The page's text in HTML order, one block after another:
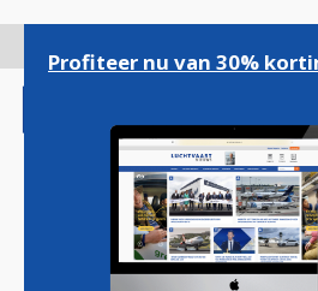
gaan
Magazine Podcasts
Profiteer nu van 30%